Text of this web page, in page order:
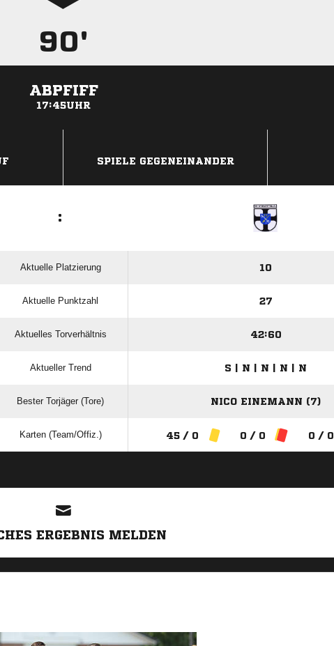
90'
ABPFIFF
17:45UHR
SPIELE GEGENEINANDER
:
Aktuelle Platzierung 10
Aktuelle Punktzahl 27
Aktuelles Torverhältnis 42:60
Aktueller Trend S | N | N | N | N
Bester Torjäger (Tore) NICO EINEMANN (7)
Karten (Team/Offiz.) 45 / 0 0 / 0 0 / 0
ERGEBNIS MELDEN